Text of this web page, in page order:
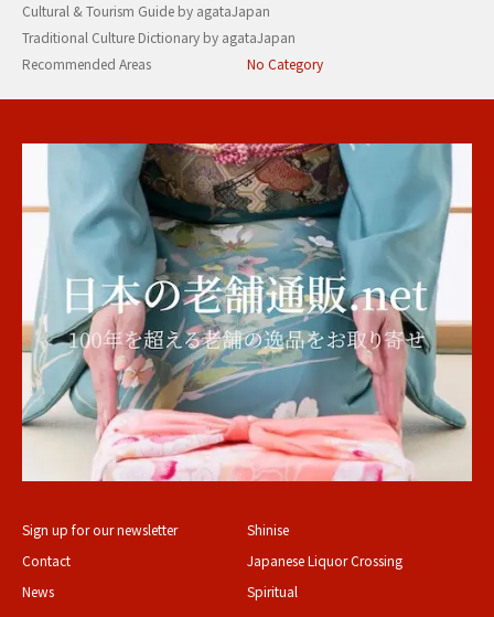
Cultural & Tourism Guide by agataJapan
Traditional Culture Dictionary by agataJapan
Recommended Areas
No Category
Sign up for our newsletter
Contact
News
Shinise
Japanese Liquor Crossing
Spiritual